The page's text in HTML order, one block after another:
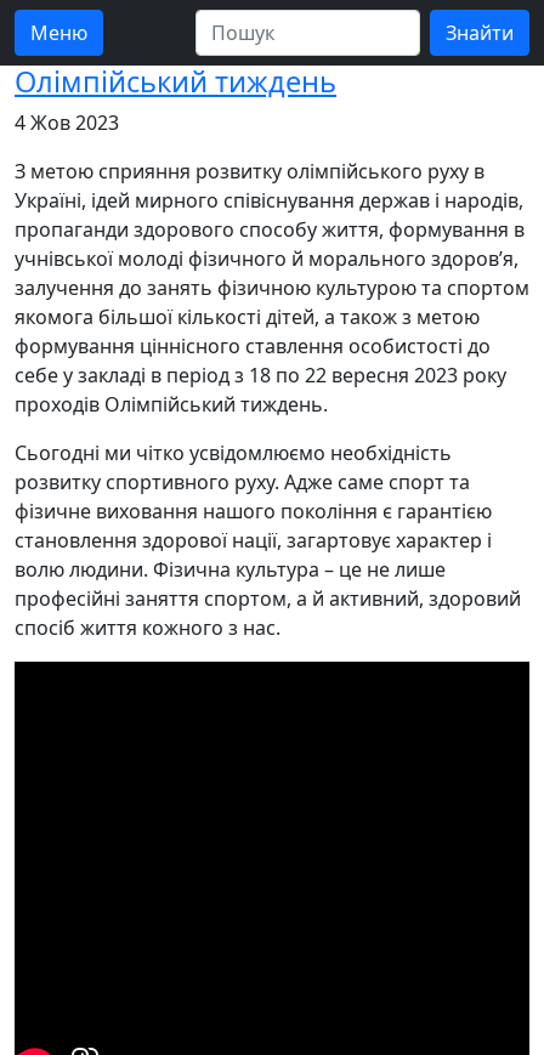
Меню
Олімпійський тиждень
4 Жов 2023
З метою сприяння розвитку олімпійського руху в
Україні, ідей мирного співіснування держав і народів,
пропаганди здорового способу життя, формування в
учнівської молоді фізичного й морального здоров’я,
залучення до занять фізичною культурою та спортом
якомога більшої кількості дітей, а також з метою
формування ціннісного ставлення особистості до
себе у закладі в період з 18 по 22 вересня 2023 року
проходів Олімпійський тиждень.
Сьогодні ми чітко усвідомлюємо необхідність
розвитку спортивного руху. Адже саме спорт та
фізичне виховання нашого покоління є гарантією
становлення здорової нації, загартовує характер і
волю людини. Фізична культура – це не лише
професійні заняття спортом, а й активний, здоровий
спосіб життя кожного з нас.